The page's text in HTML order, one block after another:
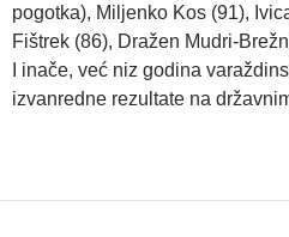
pogotka), Miljenko Kos (91),
Fištrek (86), Dražen Mudri-
I inače, već niz godina
izvanredne rezultate na